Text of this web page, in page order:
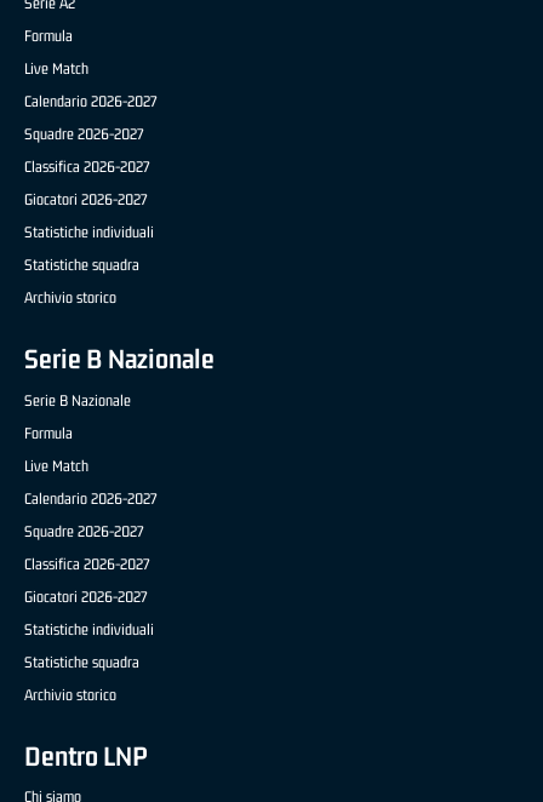
Formula
Live Match
Calendario 2026-2027
Squadre 2026-2027
Classifica 2026-2027
Giocatori 2026-2027
Statistiche individuali
Statistiche squadra
Archivio storico
Serie B Nazionale
Serie B Nazionale
Formula
Live Match
Calendario 2026-2027
Squadre 2026-2027
Classifica 2026-2027
Giocatori 2026-2027
Statistiche individuali
Statistiche squadra
Archivio storico
Dentro LNP
Chi siamo